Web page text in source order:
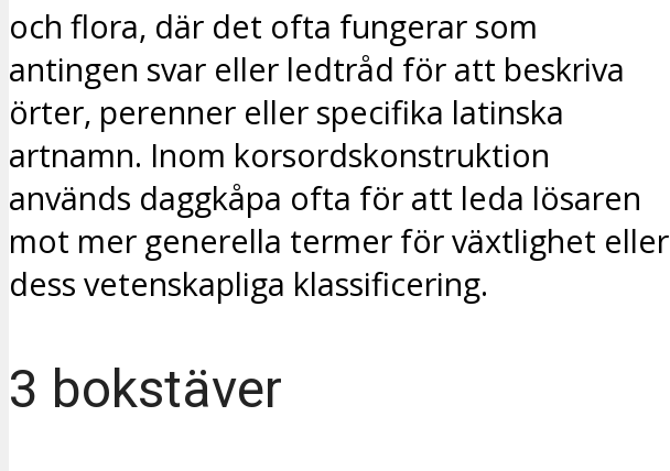
och flora, där det ofta fungerar som
antingen svar eller ledtråd för att beskriva
örter, perenner eller specifika latinska
artnamn. Inom korsordskonstruktion
används daggkåpa ofta för att leda lösaren
mot mer generella termer för växtlighet eller
dess vetenskapliga klassificering.
3 bokstäver